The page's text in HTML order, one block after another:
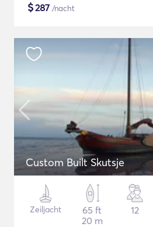
$287 /nacht
Custom Built Skutsje
Zeiljacht
65 ft
20 m
12